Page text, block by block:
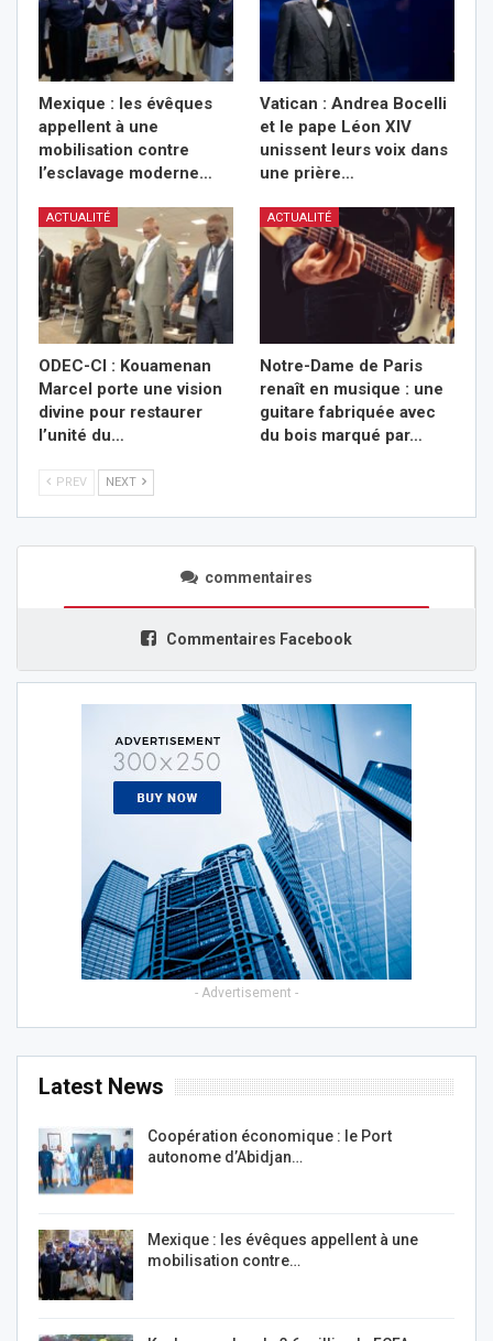
Mexique : les évêques
appellent à une
mobilisation contre
l’esclavage moderne…
Vatican : Andrea Bocelli
et le pape Léon XIV
unissent leurs voix dans
une prière…
ACTUALITÉ
ODEC-CI : Kouamenan
Marcel porte une vision
divine pour restaurer
l’unité du…
ACTUALITÉ
Notre-Dame de Paris
renaît en musique : une
guitare fabriquée avec
du bois marqué par…
PREV NEXT
commentaires
Commentaires Facebook
- Advertisement -
Latest News
Coopération économique : le Port
autonome d’Abidjan…
Mexique : les évêques appellent à une
mobilisation contre…